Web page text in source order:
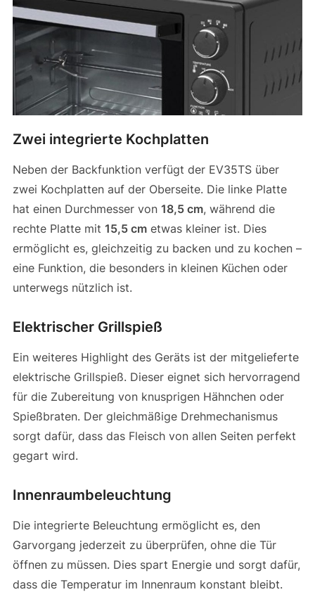
Zwei integrierte Kochplatten
Neben der Backfunktion verfügt der EV35TS über
zwei Kochplatten auf der Oberseite. Die linke Platte
hat einen Durchmesser von 18,5 cm, während die
rechte Platte mit 15,5 cmetwas kleiner ist. Dies
ermöglicht es, gleichzeitig zu backen und zu kochen –
eine Funktion, die besonders in kleinen Küchen oder
unterwegs nützlich ist.
Elektrischer Grillspieß
Ein weiteres Highlight des Geräts ist der mitgelieferte
elektrische Grillspieß. Dieser eignet sich hervorragend
für die Zubereitung von knusprigen Hähnchen oder
Spießbraten. Der gleichmäßige Drehmechanismus
sorgt dafür, dass das Fleisch von allen Seiten perfekt
gegart wird.
Innenraumbeleuchtung
Die integrierte Beleuchtung ermöglicht es, den
Garvorgang jederzeit zu überprüfen, ohne die Tür
öffnen zu müssen. Dies spart Energie und sorgt dafür,
dass die Temperatur im Innenraum konstant bleibt.